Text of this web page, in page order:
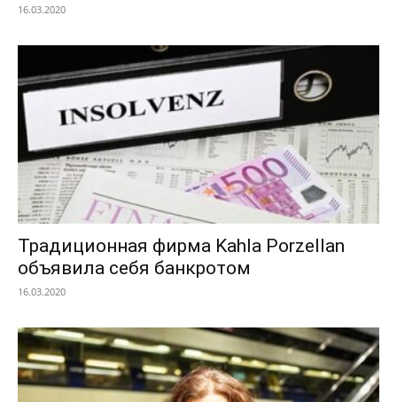
16.03.2020
Традиционная фирма Kahla Porzellan
объявила себя банкротом
16.03.2020